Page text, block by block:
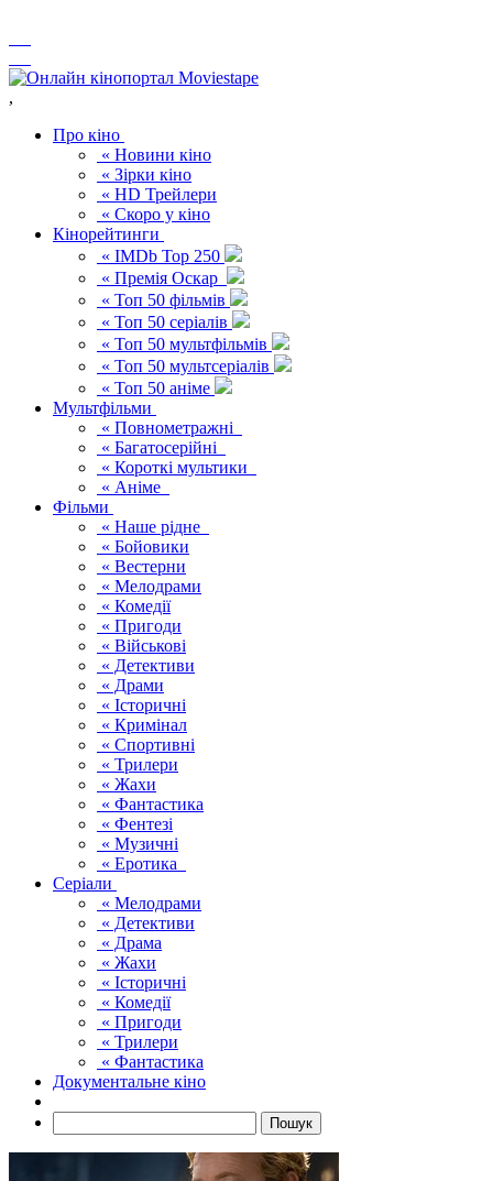
,
Про кіно
« Новини кіно
« Зірки кіно
« HD Трейлери
« Скоро у кіно
Кінорейтинги
« IMDb Top 250
« Премія Оскар
« Топ 50 фільмів
« Топ 50 серіалів
« Топ 50 мультфільмів
« Топ 50 мультсеріалів
« Топ 50 аніме
Мультфільми
« Повнометражні
« Багатосерійні
« Короткі мультики
« Аніме
Фільми
« Наше рідне
« Бойовики
« Вестерни
« Мелодрами
« Комедії
« Пригоди
« Військові
« Детективи
« Драми
« Історичні
« Кримінал
« Спортивні
« Трилери
« Жахи
« Фантастика
« Фентезі
« Музичні
« Еротика
Серіали
« Мелодрами
« Детективи
« Драма
« Жахи
« Історичні
« Комедії
« Пригоди
« Трилери
« Фантастика
Документальне кіно
Пошук